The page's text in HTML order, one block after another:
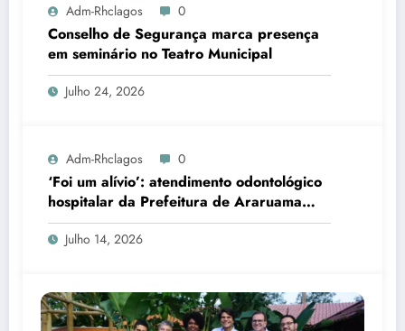
Adm-Rhclagos 0
Conselho de Segurança marca presença
em seminário no Teatro Municipal
Julho 24, 2026
Adm-Rhclagos 0
‘Foi um alívio’: atendimento odontológico
hospitalar da Prefeitura de Araruama
transforma rotina de famílias atípicas
Julho 14, 2026